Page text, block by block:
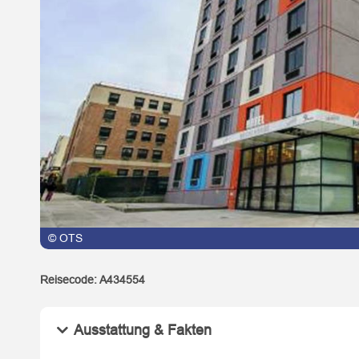
© OTS
© OTS
Reisecode:A434554
Ausstattung & Fakten